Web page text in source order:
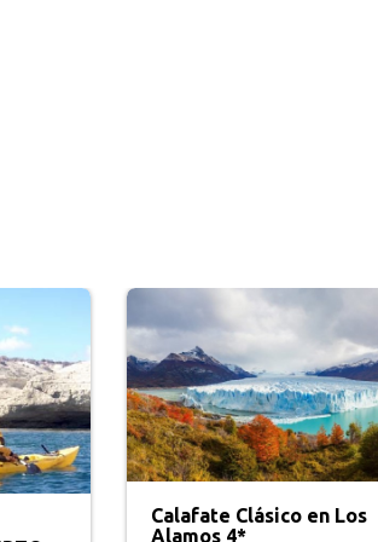
Salta Clásico en Design
Suites 5*